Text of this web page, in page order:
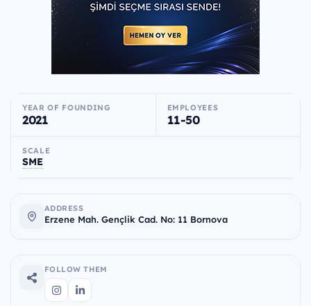
YEAR OF FOUNDING
2021
EMPLOYEES
11-50
SCALE
SME
ADDRESS
Erzene Mah. Gençlik Cad. No: 11 Bornova
FOLLOW THEM